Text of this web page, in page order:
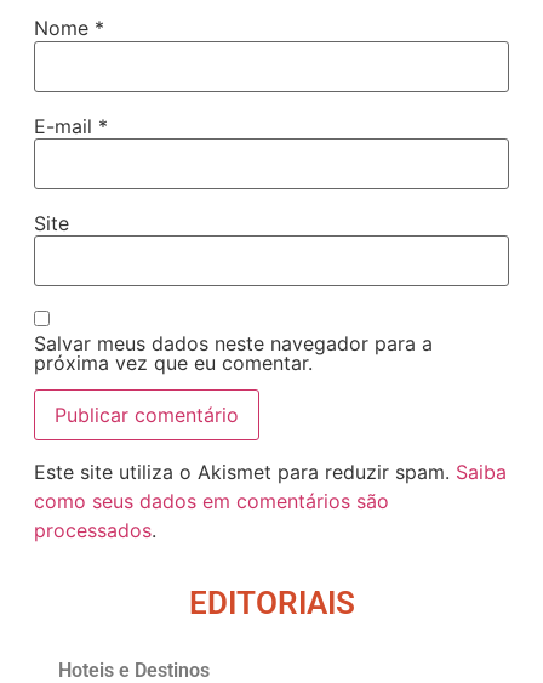
Nome *
E-mail *
Site
Salvar meus dados neste navegador para a
próxima vez que eu comentar.
Este site utiliza o Akismet para reduzir spam. Saiba
como seus dados em comentários são
processados.
EDITORIAIS
Hoteis e Destinos